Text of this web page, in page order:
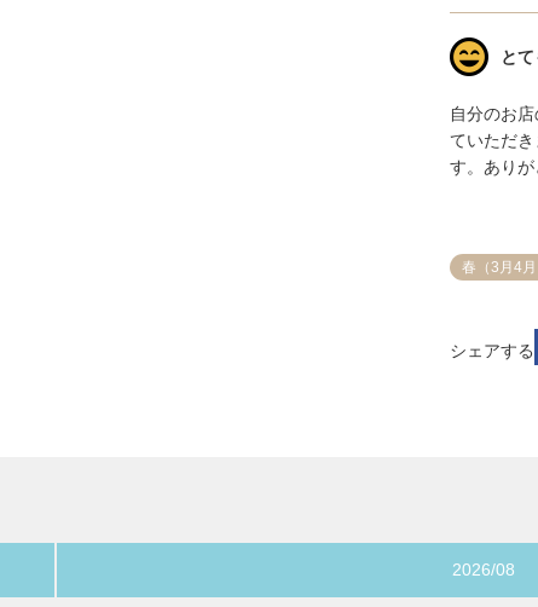
と
自分のお
ていただ
す。あり
春（3月4月
シェアする
2026/08